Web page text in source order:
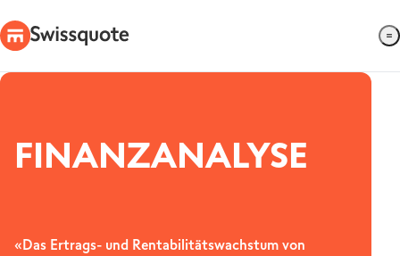
FINANZANALYSE
«Das Ertrags- und Rentabilitätswachstum von